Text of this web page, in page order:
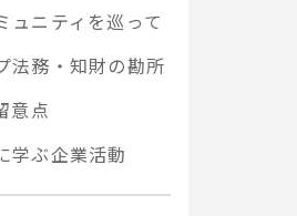
ュニティを巡って
法務・知財の勘所
意点
学ぶ企業活動